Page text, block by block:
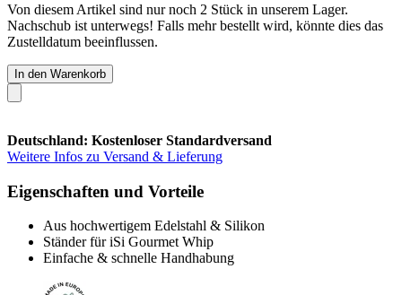
Von diesem Artikel sind nur noch 2 Stück in unserem Lager.
Nachschub ist unterwegs! Falls mehr bestellt wird, könnte dies das
Zustelldatum beeinflussen.
In den Warenkorb
Deutschland: Kostenloser Standardversand
Weitere Infos zu Versand & Lieferung
Eigenschaften und Vorteile
Aus hochwertigem Edelstahl & Silikon
Ständer für iSi Gourmet Whip
Einfache & schnelle Handhabung